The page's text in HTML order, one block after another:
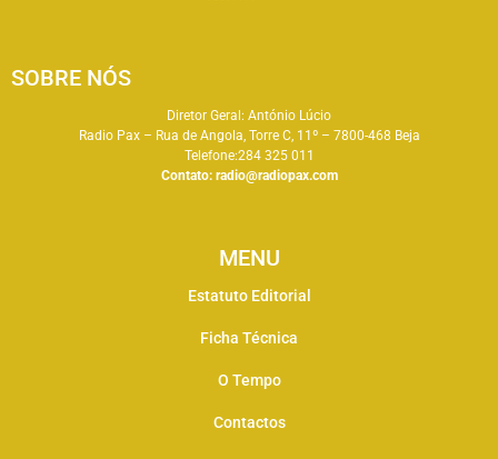
SOBRE NÓS
Diretor Geral: António Lúcio
Radio Pax – Rua de Angola, Torre C, 11º – 7800-468 Beja
Telefone:284 325 011
Contato: radio@radiopax.com
MENU
Estatuto Editorial
Ficha Técnica
O Tempo
Contactos